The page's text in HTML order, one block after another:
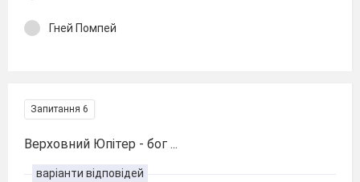
Гней Помпей
Запитання 6
Верховний Юпітер - бог ...
варіанти відповідей